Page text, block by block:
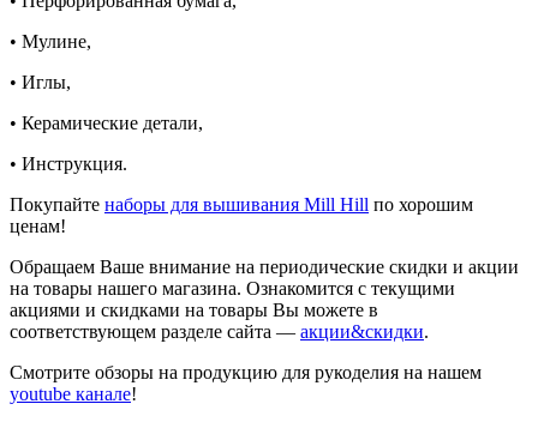
• Мулине,
• Иглы,
• Керамические детали,
• Инструкция.
Покупайте наборы для вышивания Mill Hill по хорошим
ценам!
Обращаем Ваше внимание на периодические скидки и акции
на товары нашего магазина. Ознакомится с текущими
акциями и скидками на товары Вы можете в
соответствующем разделе сайта — акции&скидки.
Смотрите обзоры на продукцию для рукоделия на нашем
youtube канале!